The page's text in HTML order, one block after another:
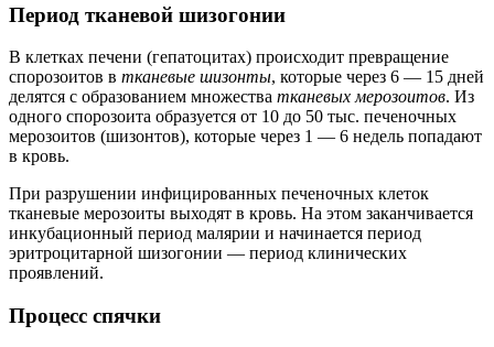
Период тканевой шизогонии
В клетках печени (гепатоцитах) происходит превращение
спорозоитов в тканевые шизонты, которые через 6 — 15 дней
делятся с образованием множества тканевых мерозоитов. Из
одного спорозоита образуется от 10 до 50 тыс. печеночных
мерозоитов (шизонтов), которые через 1 — 6 недель попадают
в кровь.
При разрушении инфицированных печеночных клеток
тканевые мерозоиты выходят в кровь. На этом заканчивается
инкубационный период малярии и начинается период
эритроцитарной шизогонии — период клинических
проявлений.
Процесс спячки